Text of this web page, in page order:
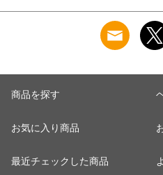
商品を探す
お気に入り商品
最近チェックした商品